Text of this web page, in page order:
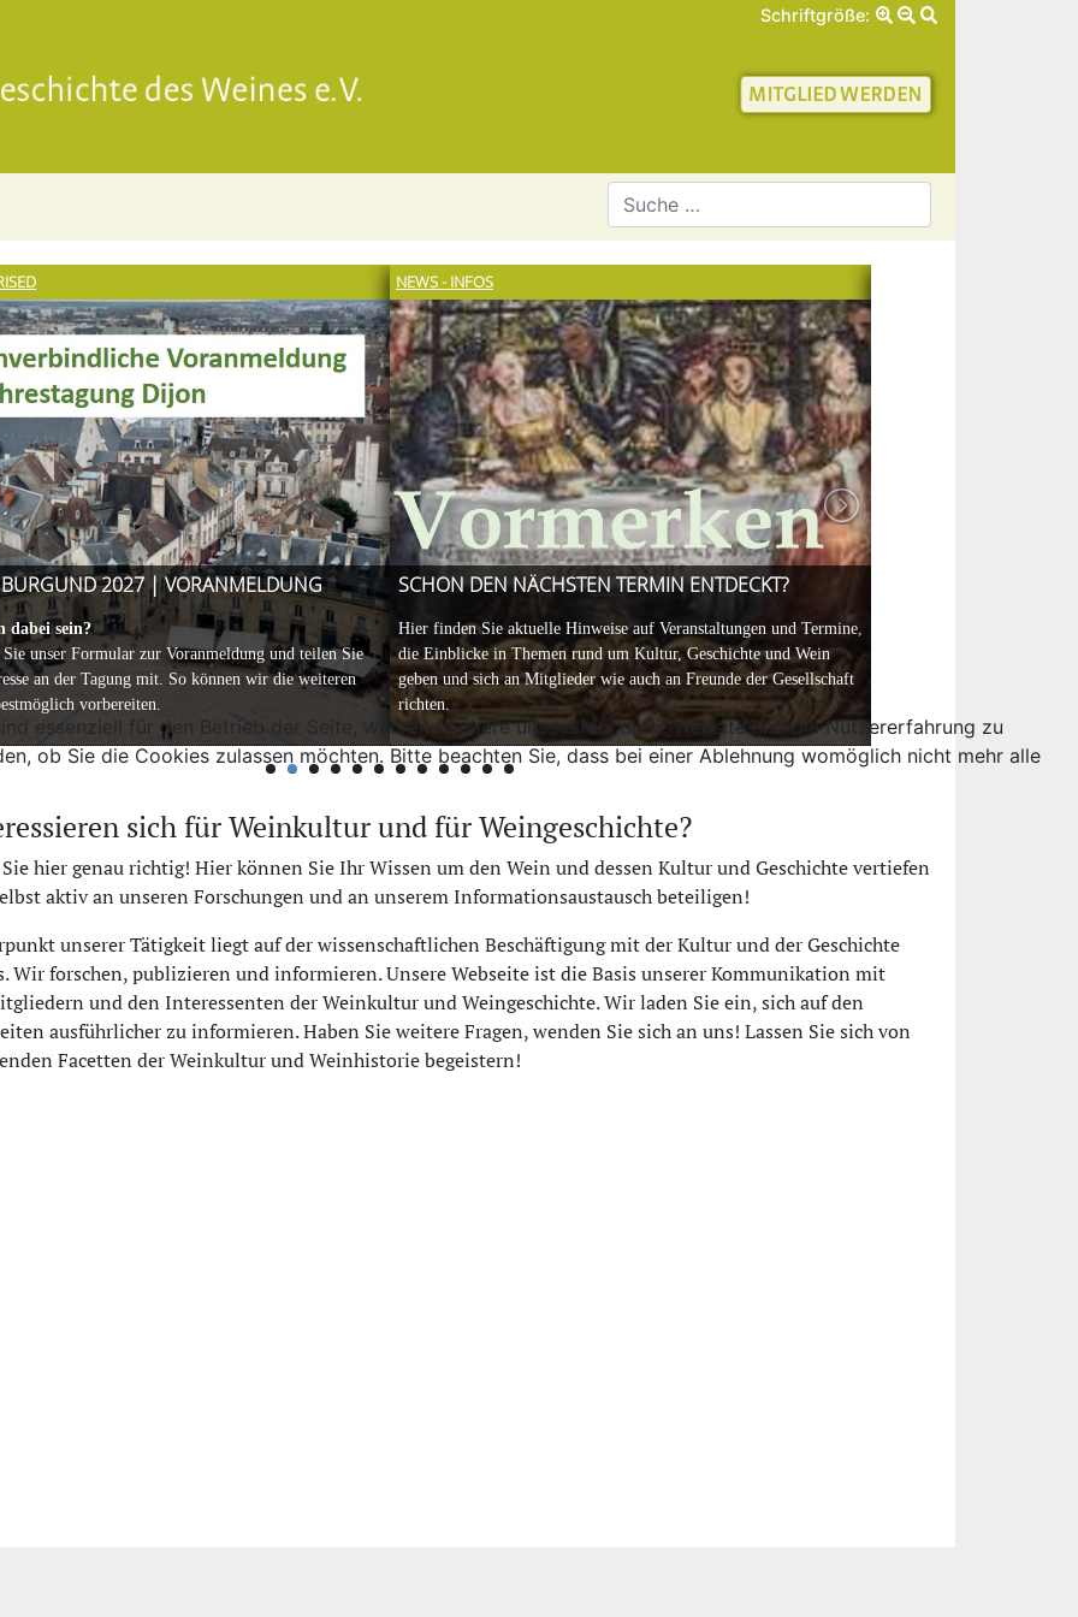
Schriftgröße:
Gesellschaft für Geschichte
Artikel.
vom sog.„no safe level“beim Konsum alkoholischer Getränke und insbesondere auch beim Wein auf. Bereits der erste Tropfen sei gefährlich, so die
bereit war, mit Vertretern des Wissenschaftlichen Beirates einen Faktencheck durchzuführen, denn seine Aussagen in der Sendung
Denn sie befassen sich ehrenamtlich und unabhängig mit den Auswirkungen des Weinkonsums und alkoholischer Getränke in der Bandbreite des
und Diabetologie (Baden Baden). Außerdem haben wir mit Prof. Dr. Nicolai Worm gesprochen. Er ist Ernährungswissenschaftler und Publizist,
Fragen an Prof. Dr. Kristian Rett (PDF)
Fragen an Prof. Dr. Nicolai Worm (PDF)
2027 | VORANMELDUNG
dabei sein?
unser Formular zur Voranmeldung und teilen Sie
an der Tagung mit. So können wir die weiteren
vorbereiten.
NEWS - INFOS
SCHON DEN NÄCHSTEN TERMIN ENTDECKT?
Hier finden Sie aktuelle Hinweise auf Veranstaltungen und Termine,
die Einblicke in Themen rund um Kultur, Geschichte und Wein
geben und sich an Mitglieder wie auch an Freunde der Gesellschaft
richten.
sich für Weinkultur und für Weingeschichte?
hier genau richtig! Hier können Sie Ihr Wissen um den Wein und dessen Kultur und Geschichte vertiefen
aktiv an unseren Forschungen und an unserem Informationsaustausch beteiligen!
unserer Tätigkeit liegt auf der wissenschaftlichen Beschäftigung mit der Kultur und der Geschichte
Wir forschen, publizieren und informieren. Unsere Webseite ist die Basis unserer Kommunikation mit
und den Interessenten der Weinkultur und Weingeschichte. Wir laden Sie ein, sich auf den
ausführlicher zu informieren. Haben Sie weitere Fragen, wenden Sie sich an uns! Lassen Sie sich von
Facetten der Weinkultur und Weinhistorie begeistern!
essenziell für den Betrieb der Seite, während andere uns helfen, diese Website und die Nutzererfahrung zu
ob Sie die Cookies zulassen möchten. Bitte beachten Sie, dass bei einer Ablehnung womöglich nicht mehr alle